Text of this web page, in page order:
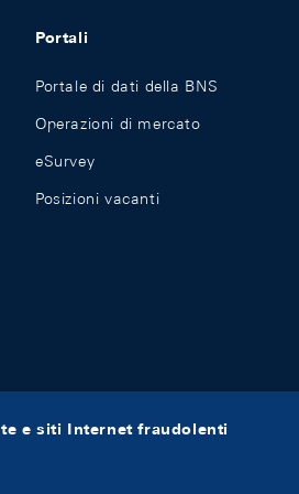
Portali
Portale di dati della BNS
Operazioni di mercato
eSurvey
Posizioni vacanti
e siti Internet fraudolenti